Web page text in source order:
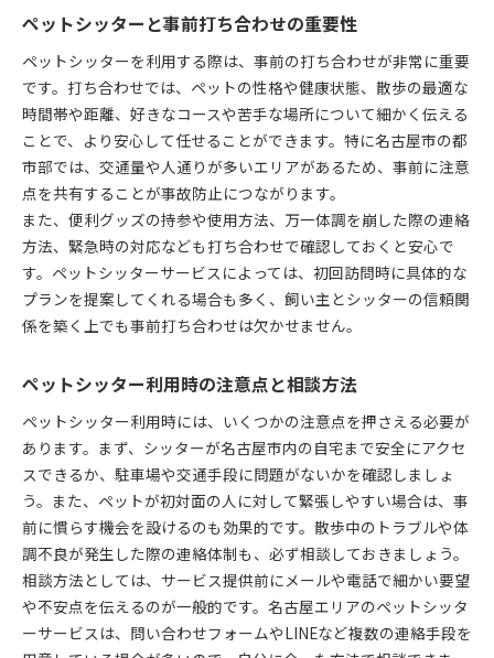
ペットシッターと事前打ち合わせの重要性
ペットシッターを利用する際は、事前の打ち合わせが非常に重要
です。打ち合わせでは、ペットの性格や健康状態、散歩の最適な
時間帯や距離、好きなコースや苦手な場所について細かく伝える
ことで、より安心して任せることができます。特に名古屋市の都
市部では、交通量や人通りが多いエリアがあるため、事前に注意
点を共有することが事故防止につながります。
また、便利グッズの持参や使用方法、万一体調を崩した際の連絡
方法、緊急時の対応なども打ち合わせで確認しておくと安心で
す。ペットシッターサービスによっては、初回訪問時に具体的な
プランを提案してくれる場合も多く、飼い主とシッターの信頼関
係を築く上でも事前打ち合わせは欠かせません。
ペットシッター利用時の注意点と相談方法
ペットシッター利用時には、いくつかの注意点を押さえる必要が
あります。まず、シッターが名古屋市内の自宅まで安全にアクセ
スできるか、駐車場や交通手段に問題がないかを確認しましょ
う。また、ペットが初対面の人に対して緊張しやすい場合は、事
前に慣らす機会を設けるのも効果的です。散歩中のトラブルや体
調不良が発生した際の連絡体制も、必ず相談しておきましょう。
相談方法としては、サービス提供前にメールや電話で細かい要望
や不安点を伝えるのが一般的です。名古屋エリアのペットシッタ
ーサービスは、問い合わせフォームやLINEなど複数の連絡手段を